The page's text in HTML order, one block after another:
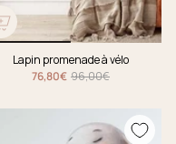
Lapin promenade à vélo
76,80€ 96,00€